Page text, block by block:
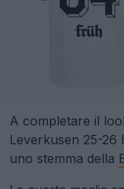
A completare il
Leverkusen 25-
uno stemma della